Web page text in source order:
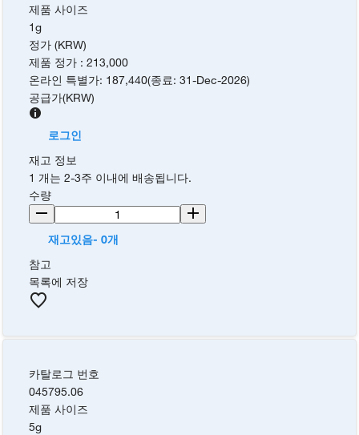
제품 사이즈
1g
정가 (KRW)
제품 정가 :213,000
온라인 특별가: 187,440(종료:31-Dec-2026)
공급가(KRW)
로그인
재고 정보
1 개는 2-3주 이내에 배송됩니다.
수량
재고있음- 0개
참고
목록에 저장
카탈로그 번호
045795.06
제품 사이즈
5g